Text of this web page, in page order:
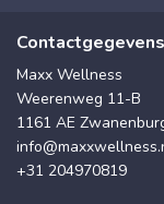
Contactgegevens
Maxx Wellness
Weerenweg 11-B
1161 AE
+31 204970819